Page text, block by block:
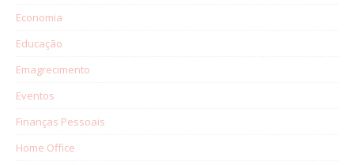
Economia
Educação
Emagrecimento
Eventos
Finanças Pessoais
Home Office